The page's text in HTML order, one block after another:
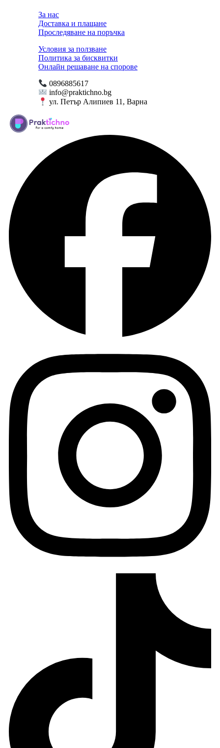
За нас
Доставка и плащане
Проследяване на поръчка
Условия за ползване
Политика за бисквитки
Онлайн решаване на спорове
0896885617
info@praktichno.bg
ул. Петър Алипиев 11, Варна